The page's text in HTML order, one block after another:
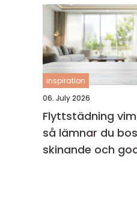
inspiration
06. July 2026
Flyttstädning
så lämnar du
skinande och